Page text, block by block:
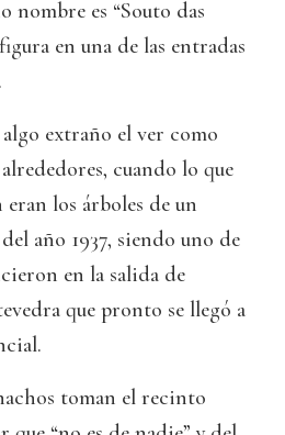
nombre es “Souto das
en una de las entradas
extraño el ver como
cuando lo que
los árboles de un
año 1937, siendo uno de
en la salida de
que pronto se llegó a
toman el recinto